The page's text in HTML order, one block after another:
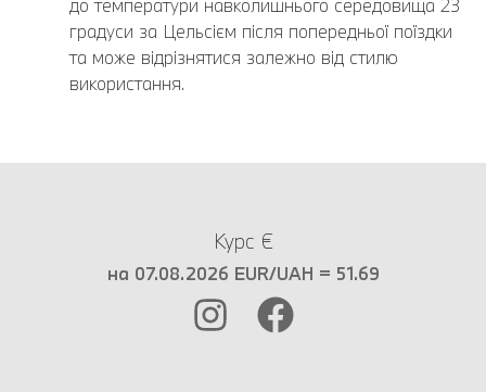
до температури навколишнього середовища 23
градуси за Цельсієм після попередньої поїздки
та може відрізнятися залежно від стилю
використання.
Курс €
на 07.08.2026 EUR/UAH = 51.69